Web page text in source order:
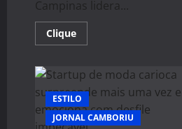
Campinas lidera...
CliqueRead
more
SPORTS
CONTEST:
ERIK
TEIXEIRA
DEFENDE
A
ESTILO
JORNAL CAMBORIU